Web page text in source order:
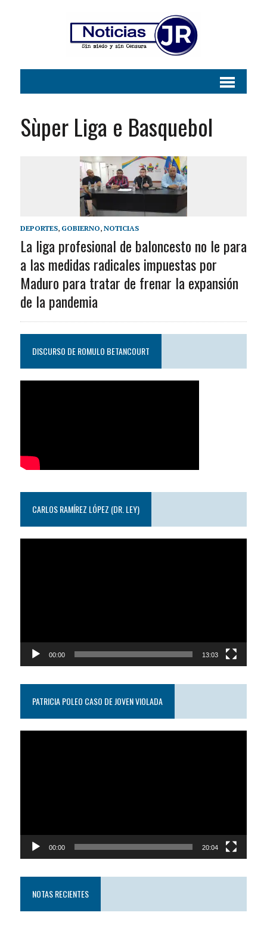
Sùper Liga e Basquebol
DEPORTES, GOBIERNO, NOTICIAS
La liga profesional de baloncesto no le para
a las medidas radicales impuestas por
Maduro para tratar de frenar la expansión
de la pandemia
DISCURSO DE ROMULO BETANCOURT
CARLOS RAMÍREZ LÓPEZ (DR. LEY)
00:00 13:03
PATRICIA POLEO CASO DE JOVEN VIOLADA
00:00 20:04
NOTAS RECIENTES